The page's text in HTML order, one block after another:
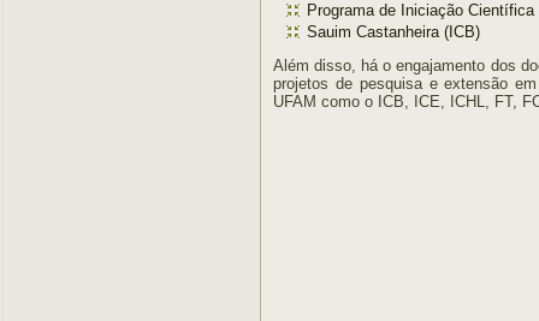
Programa de Iniciação
Sauim Castanheira (ICB)
Além disso, há o engajamento dos
projetos de pesquisa e extensão
UFAM como o ICB, ICE, ICHL, FT,